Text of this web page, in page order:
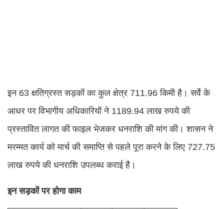
इन 63 क्षतिग्रस्त सड़कों का कुल क्षेत्र 711.96 किमी है। सर्वे के
आधर पर विभागीय अधिकारियों ने 1189.94 लाख रुपये की
प्रस्तावित लागत की फाइल भेजकर धनराशि की मांग की। शासन ने
मरम्मत कार्य को मार्च की समाप्ति से पहले पूरा करने के लिए 727.75
लाख रुपये की धनराशि उपलब्ध कराई है।
इन सड़काें पर होगा काम